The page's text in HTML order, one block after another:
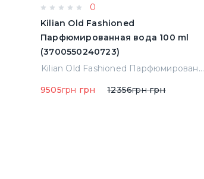
0
Kilian Old Fashioned
Парфюмированная вода 100 ml
(3700550240723)
Kilian Old Fashioned Парфюмированная вода 100 ml (3700550240723)
9505грн грн 12356грнгрн